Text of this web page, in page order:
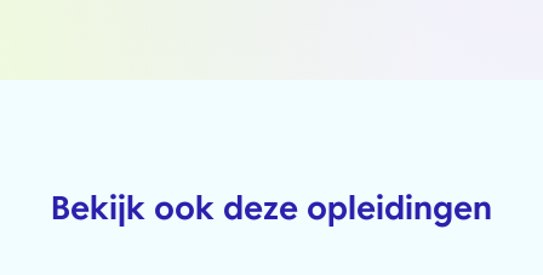
Bekijk ook deze opleidingen